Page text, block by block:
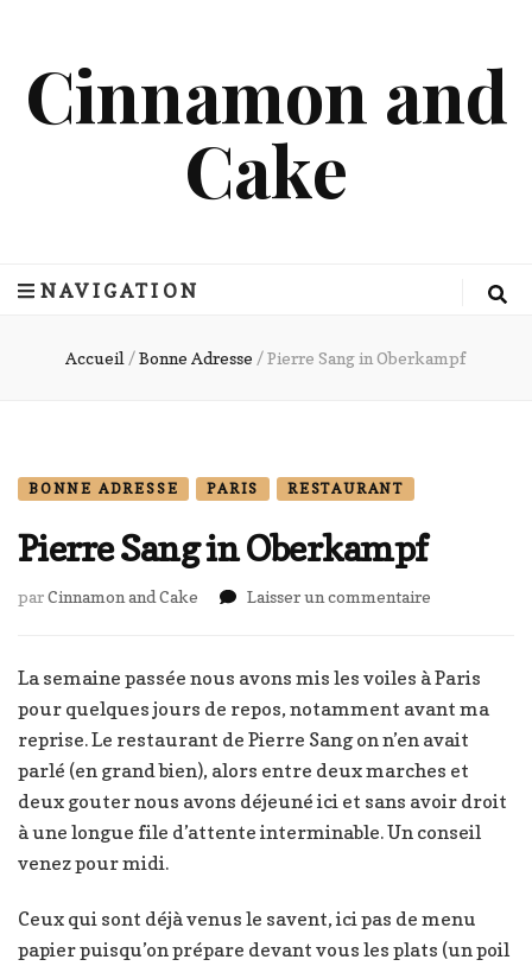
Cinnamon and
Cake
NAVIGATION
Accueil /Bonne Adresse /Pierre Sang in Oberkampf
BONNE ADRESSE PARIS RESTAURANT
Pierre Sang in Oberkampf
parCinnamon and Cake Laisser un commentaire
in
La semaine passée nous avons mis les voiles à Paris
pour quelques jours de repos, notamment avant ma
reprise. Le restaurant de Pierre Sang on n’en avait
parlé (en grand bien), alors entre deux marches et
deux gouter nous avons déjeuné ici et sans avoir droit
à une longue file d’attente interminable. Un conseil
venez pour midi.
Ceux qui sont déjà venus le savent, ici pas de menu
papier puisqu’on prépare devant vous les plats (un poil